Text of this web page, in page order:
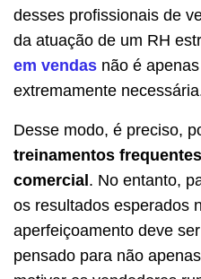
desses profissionais de
da atuação de um RH
em vendas não é
extremamente
Desse modo, é preciso,
treinamentos
comercial. No entanto,
os resultados esperados
aperfeiçoamento deve
pensado para não